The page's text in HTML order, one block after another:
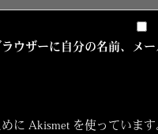
ウザーに自分の名前、メー
に Akismet を使っています